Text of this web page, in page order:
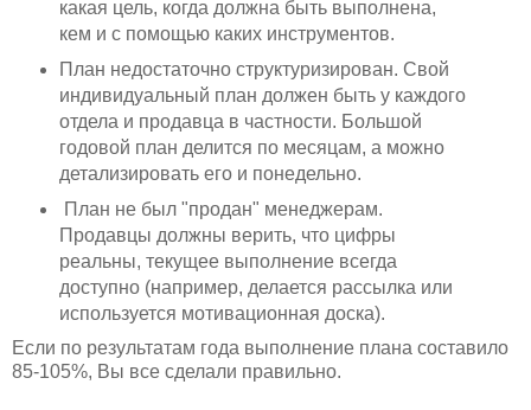
какая цель, когда должна быть выполнена,
кем и с помощью каких инструментов.
План недостаточно структуризирован. Свой
индивидуальный план должен быть у каждого
отдела и продавца в частности. Большой
годовой план делится по месяцам, а можно
детализировать его и понедельно.
План не был "продан" менеджерам.
Продавцы должны верить, что цифры
реальны, текущее выполнение всегда
доступно (например, делается рассылка или
используется мотивационная доска).
Если по результатам года выполнение плана составило
85-105%, Вы все сделали правильно.